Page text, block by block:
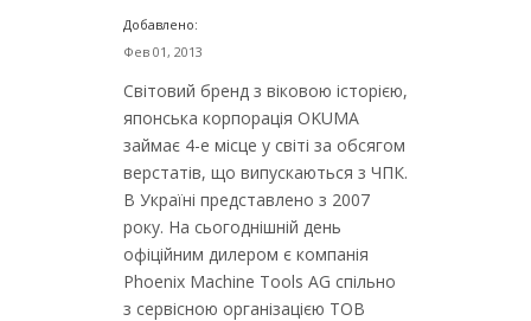
Добавлено:
Фев 01, 2013
Світовий бренд з віковою історією,
японська корпорація OKUMA
займає 4-е місце у світі за обсягом
верстатів, що випускаються з ЧПК.
В Україні представлено з 2007
року. На сьогоднішній день
офіційним дилером є компанія
Phoenix Machine Tools AG спільно
з сервісною організацією ТОВ